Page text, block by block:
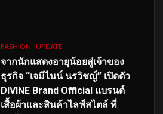
FASHION UPDATE
จากนักแสดงอายุน้อยสู่เจ้าของ
ธุรกิจ “เจมีไนน์ นรวิชญ์” เปิดตัว
DIVINE Brand Official แบรนด์
เสื้อผ้าและสินค้าไลฟ์สไตล์ ที่